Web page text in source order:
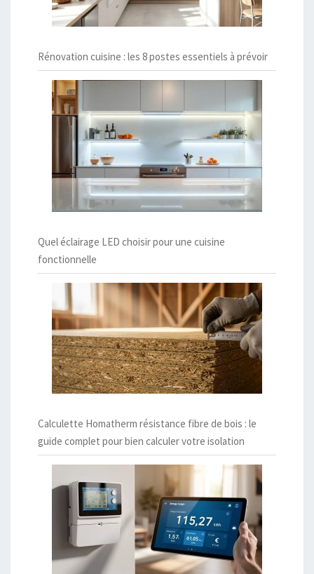
Rénovation cuisine : les 8 postes essentiels à prévoir
Quel éclairage LED choisir pour une cuisine
fonctionnelle
Calculette Homatherm résistance fibre de bois : le
guide complet pour bien calculer votre isolation